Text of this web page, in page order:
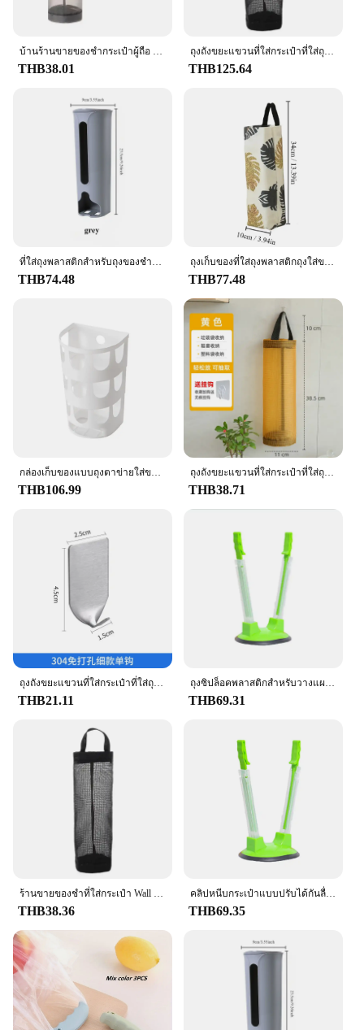
บ้านร้านขายของชํากระเป๋าผู้ถือ Wall Mount ถุงพลาสติกผู้ถือเครื่องจ่ายแขวนถังขยะถุงขยะห้องครัวขยะ Organizer
THB38.01
ถุงถังขยะแขวนที่ใส่กระเป๋าที่ใส่ถุงพลาสติกติดผนังสำหรับร้านขายของชำในบ้านจัดระเบียบขยะในห้องครัว
THB125.64
ที่ใส่ถุงพลาสติกสําหรับถุงของชําถุงช้อปปิ้งติดผนังหรือบนตู้ครัวร้านขายของชําเครื่องจ่ายถุงองค์กรตะกร้า
THB74.48
ถุงเก็บของที่ใส่ถุงพลาสติกถุงใส่ขยะแบบแขวนถุงเก็บของเศษขยะแบบดึงติดผนังสีประกบกันติดผนัง1ชิ้น
THB77.48
กล่องเก็บของแบบถุงตาข่ายใส่ของติดผนังชั้นวางของถุงพลาสติกอเนกประสงค์เครื่องใช้สำหรับโต๊ะอาหารที่ใช้ในครัวเก็บของจิปาถะ
THB106.99
ถุงถังขยะแขวนที่ใส่กระเป๋าที่ใส่ถุงพลาสติกติดผนังสำหรับร้านขายของชำในบ้านจัดระเบียบขยะในห้องครัว
THB38.71
ถุงถังขยะแขวนที่ใส่กระเป๋าที่ใส่ถุงพลาสติกติดผนังสำหรับร้านขายของชำในบ้านจัดระเบียบขยะในห้องครัว
THB21.11
ถุงซิปล็อคพลาสติกสำหรับวางแผนอาหารอุปกรณ์ทำครัววางแผนที่ใส่กระเป๋าวางอาหาร
THB69.31
THB38.36
คลิปหนีบกระเป๋าแบบปรับได้กันลื่นที่ยึดชั้นวางของทรงถุงไม่มีที่จับกระเป๋าเก็บของมีตัวหนีบถุงพลาสติกผู้ถือเก็บอาหารในครัว
THB69.35